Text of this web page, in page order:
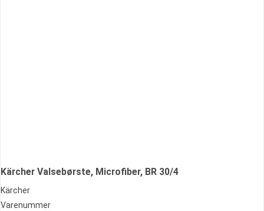
Kärcher Valsebørste, Microfiber, BR 30/4
Kärcher
Varenummer